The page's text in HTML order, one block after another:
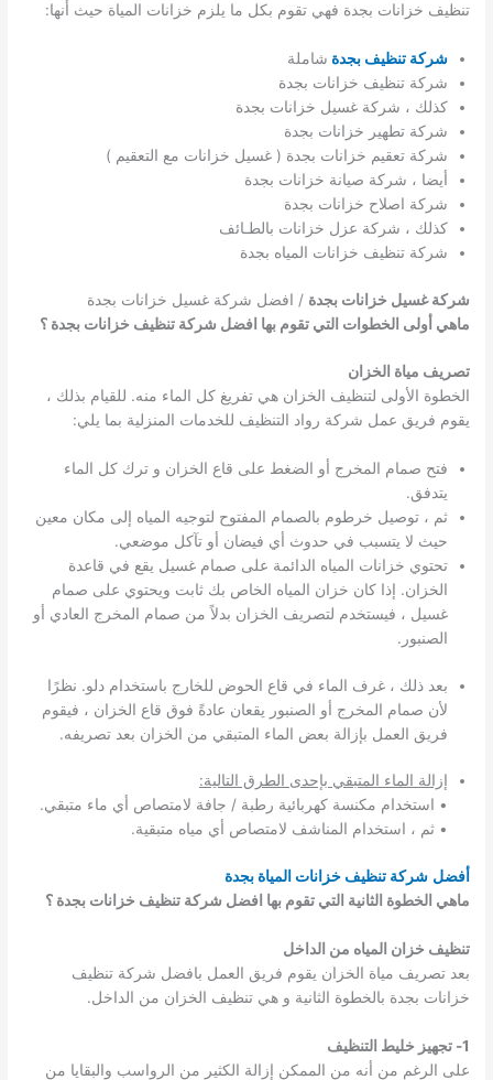
تنظيف خزانات بجدة فهي تقوم بكل ما يلزم خزانات المياة حيث أنها:
شركة تنظيف بجدة شاملة
شركة تنظيف خزانات بجدة
كذلك ، شركة غسيل خزانات بجدة
شركة تطهير خزانات بجدة
شركة تعقيم خزانات بجدة ( غسيل خزانات مع التعقيم )
أيضا ، شركة صيانة خزانات بجدة
شركة اصلاح خزانات بجدة
كذلك ، شركة عزل خزانات بالطـائف
شركة تنظيف خزانات المياه بجدة
شركة غسيل خزانات بجدة / افضل شركة غسيل خزانات بجدة
ماهي أولى الخطوات التي تقوم بها افضل شركة تنظيف خزانات بجدة ؟
تصريف مياة الخزان
الخطوة الأولى لتنظيف الخزان هي تفريغ كل الماء منه. للقيام بذلك ،
يقوم فريق عمل شركة رواد التنظيف للخدمات المنزلية بما يلي:
فتح صمام المخرج أو الضغط على قاع الخزان و ترك كل الماء
يتدفق.
ثم ، توصيل خرطوم بالصمام المفتوح لتوجيه المياه إلى مكان معين
حيث لا يتسبب في حدوث أي فيضان أو تآكل موضعي.
تحتوي خزانات المياه الدائمة على صمام غسيل يقع في قاعدة
الخزان. إذا كان خزان المياه الخاص بك ثابت ويحتوي على صمام
غسيل ، فيستخدم لتصريف الخزان بدلاً من صمام المخرج العادي أو
الصنبور.
بعد ذلك ، غرف الماء في قاع الحوض للخارج باستخدام دلو. نظرًا
لأن صمام المخرج أو الصنبور يقعان عادةً فوق قاع الخزان ، فيقوم
فريق العمل بإزالة بعض الماء المتبقي من الخزان بعد تصريفه.
إزالة الماء المتبقي بإحدى الطرق التالية:
• استخدام مكنسة كهربائية رطبة / جافة لامتصاص أي ماء متبقي.
• ثم ، استخدام المناشف لامتصاص أي مياه متبقية.
أفضل شركة تنظيف خزانات المياة بجدة
ماهي الخطوة الثانية التي تقوم بها افضل شركة تنظيف خزانات بجدة ؟
تنظيف خزان المياه من الداخل
بعد تصريف مياة الخزان يقوم فريق العمل بافضل شركة تنظيف
خزانات بجدة بالخطوة الثانية و هي تنظيف الخزان من الداخل.
1- تجهيز خليط التنظيف
على الرغم من أنه من الممكن إزالة الكثير من الرواسب والبقايا من